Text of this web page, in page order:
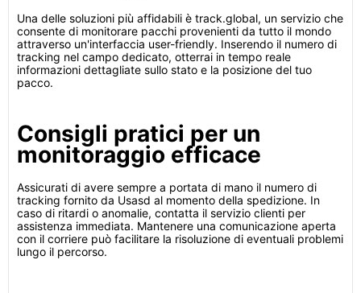
Una delle soluzioni più affidabili è track.global, un servizio che
consente di monitorare pacchi provenienti da tutto il mondo
attraverso un'interfaccia user-friendly. Inserendo il numero di
tracking nel campo dedicato, otterrai in tempo reale
informazioni dettagliate sullo stato e la posizione del tuo
pacco.
Consigli pratici per un
monitoraggio efficace
Assicurati di avere sempre a portata di mano il numero di
tracking fornito da Usasd al momento della spedizione. In
caso di ritardi o anomalie, contatta il servizio clienti per
assistenza immediata. Mantenere una comunicazione aperta
con il corriere può facilitare la risoluzione di eventuali problemi
lungo il percorso.